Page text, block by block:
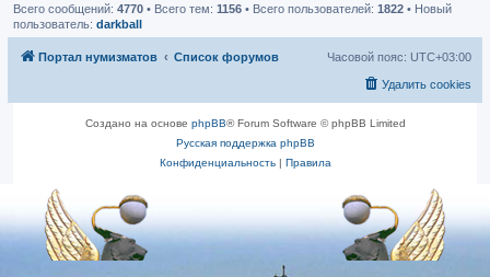
Всего сообщений: 4770 • Всего тем: 1156 • Всего пользователей: 1822 • Новый
пользователь: darkball
Портал нумизматов Список форумов Часовой пояс: UTC+03:00
Удалить cookies
Создано на основе phpBB® Forum Software © phpBB Limited
Русская поддержка phpBB
Конфиденциальность| Правила